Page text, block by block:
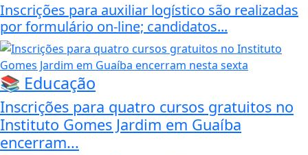
Inscrições para auxiliar logístico são realizadas
por formulário on-line; candidatos...
📚 Educação
Inscrições para quatro cursos gratuitos no
Instituto Gomes Jardim em Guaíba
encerram...